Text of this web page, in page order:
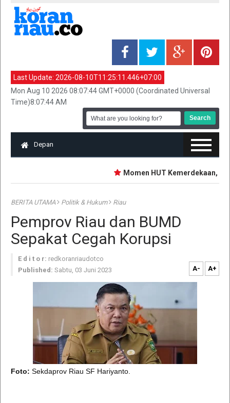
Last Update: 2026-08-10T11:25:11.446+07:00
Mon Aug 10 2026 08:07:44 GMT+0000 (Coordinated Universal
Time)8:07:44 AM
Depan
‎Momen HUT Kemerdekaan,
BERITA UTAMA Politik & Hukum Riau
Pemprov Riau dan BUMD
Sepakat Cegah Korupsi
E d i t o r: redkoranriaudotco
Published: Sabtu, 03 Juni 2023 A- A+
Foto: Sekdaprov Riau SF Hariyanto.